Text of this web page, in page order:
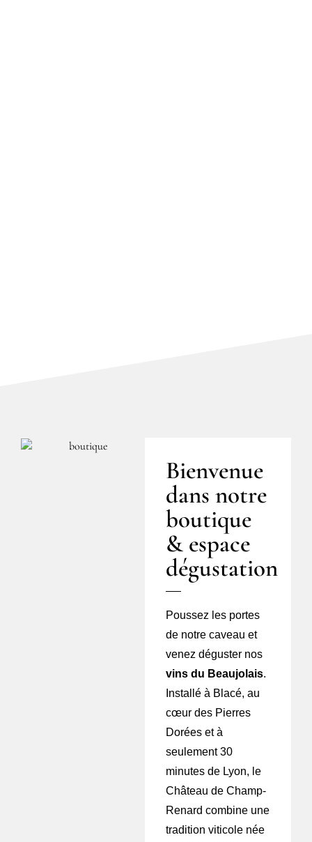
Bienvenue
dans notre
boutique
& espace
dégustation
Poussez les portes
de notre caveau et
venez déguster nos
vins du Beaujolais.
Installé à Blacé, au
cœur des Pierres
Dorées et à
seulement 30
minutes de Lyon, le
Château de Champ-
Renard combine une
tradition viticole née